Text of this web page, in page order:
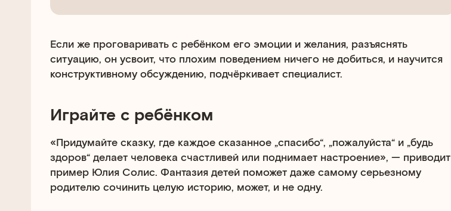
Если же проговаривать с ребёнком его эмоции и желания, разъяснять
ситуацию, он усвоит, что плохим поведением ничего не добиться, и научится
конструктивному обсуждению, подчёркивает специалист.
Играйте с ребёнком
«Придумайте сказку, где каждое сказанное „спасибо“, „пожалуйста“ и „будь
здоров“ делает человека счастливей или поднимает настроение», — приводит
пример Юлия Солис. Фантазия детей поможет даже самому серьезному
родителю сочинить целую историю, может, и не одну.